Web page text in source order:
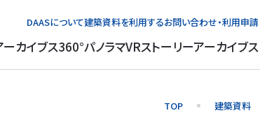
DAASについて建築資料を利用するお問い合わせ・利用申請
ーカイブス360°パノラマVRストーリーアーカイブス
TOP 建築資料